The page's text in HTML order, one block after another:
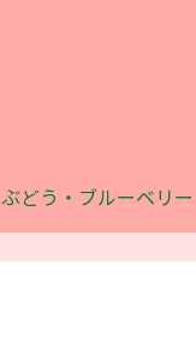
ぶどう・ブルーベリー